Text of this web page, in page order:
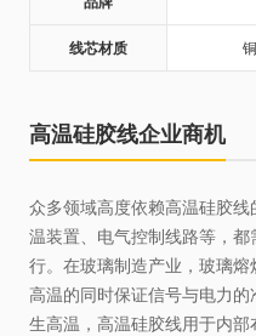
线芯材质
高温硅胶线企业商机
众多领域高度依赖高温硅胶
温装置、电气控制线路等，
行。在玻璃制造产业，玻璃
高温的同时保证信号与电力
生高温，高温硅胶线用于内
上海德思泰电器有限公司
上海德思泰电器有限公司位于
真北路3233号302室,工厂位
善县惠诚路9号，是经验丰富